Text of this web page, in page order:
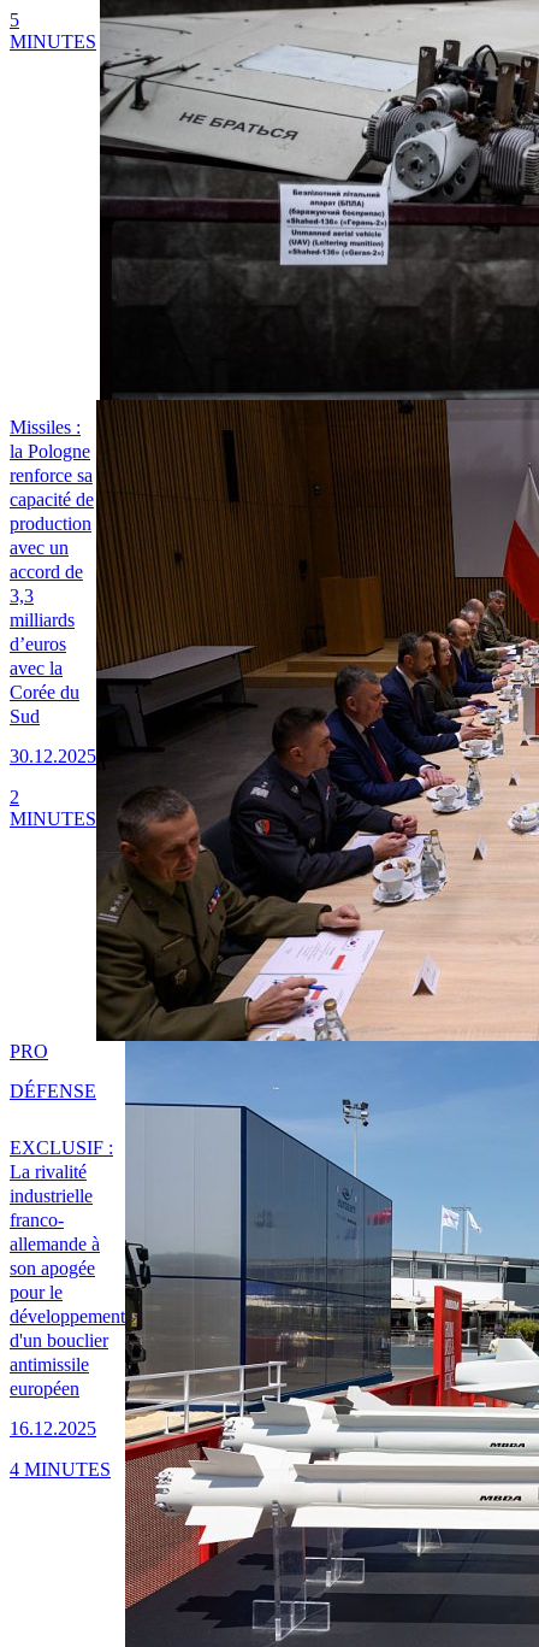
5
MINUTES
Missiles :
la Pologne
renforce sa
capacité de
production
avec un
accord de
3,3
milliards
d’euros
avec la
Corée du
Sud
30.12.2025
2
MINUTES
EXCLUSIF :
La rivalité
industrielle
franco-
allemande à
son apogée
pour le
développement
d'un bouclier
antimissile
européen
16.12.2025
PRO
DÉFENSE
4 MINUTES